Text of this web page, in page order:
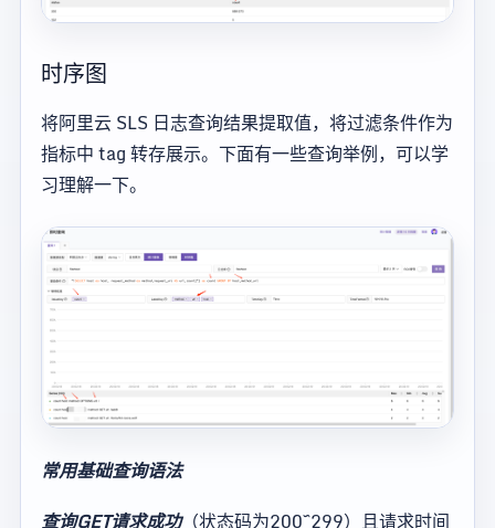
时序图
将阿里云 SLS 日志查询结果提取值，将过滤条件作为
指标中 tag 转存展示。下面有一些查询举例，可以学
习理解一下。
常用基础查询语法
查询GET请求成功（状态码为200~299）且请求时间